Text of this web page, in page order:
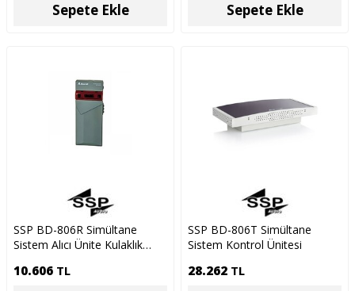
Sepete Ekle Sepete Ekle
SSP BD-806R Simültane
Sistem Alıcı Ünite Kulaklık
10.606 TL
SSP BD-806T Simültane
Sistem Kontrol Ünitesi
28.262 TL